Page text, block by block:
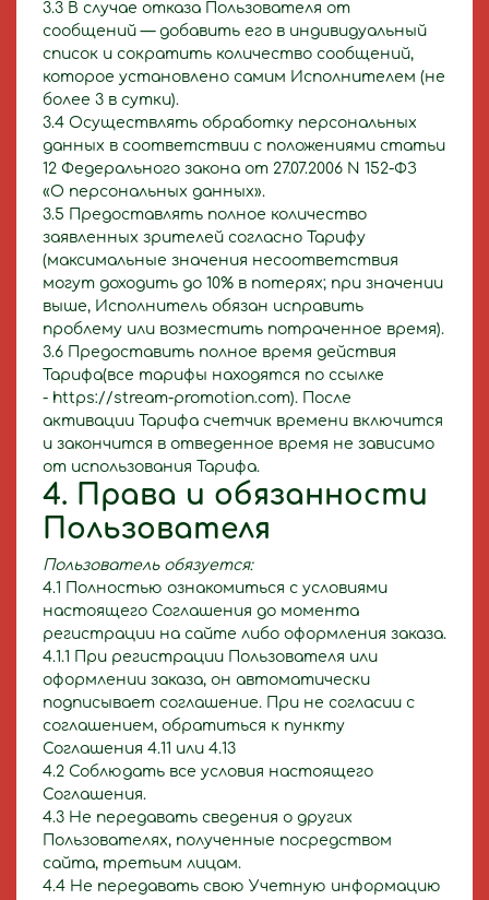
3.3 В случае отказа Пользователя от
сообщений — добавить его в индивидуальный
список и сократить количество сообщений,
которое установлено самим Исполнителем (не
более 3 в сутки).
3.4 Осуществлять обработку персональных
данных в соответствии с положениями статьи
12 Федерального закона от 27.07.2006 N 152-ФЗ
«О персональных данных».
3.5 Предоставлять полное количество
заявленных зрителей согласно Тарифу
(максимальные значения несоответствия
могут доходить до 10% в потерях; при значении
выше, Исполнитель обязан исправить
проблему или возместить потраченное время).
3.6 Предоставить полное время действия
Тарифа(все тарифы находятся по ссылке
- https://stream-promotion.com). После
активации Тарифа счетчик времени включится
и закончится в отведенное время не зависимо
от использования Тарифа.
4. Права и обязанности
Пользователя
Пользователь обязуется:
4.1 Полностью ознакомиться с условиями
настоящего Соглашения до момента
регистрации на сайте либо оформления заказа.
4.1.1 При регистрации Пользователя или
оформлении заказа, он автоматически
подписывает соглашение. При не согласии с
соглашением, обратиться к пункту
Соглашения 4.11 или 4.13
4.2 Соблюдать все условия настоящего
Соглашения.
4.3 Не передавать сведения о других
Пользователях, полученные посредством
сайта, третьим лицам.
4.4 Не передавать свою Учетную информацию